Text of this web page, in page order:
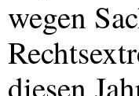
wegen
diesen